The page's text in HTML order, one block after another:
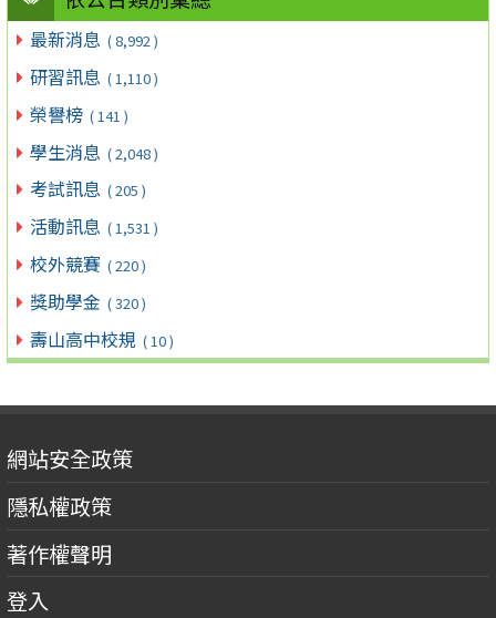
最新消息 ( 8,992 )
研習訊息 ( 1,110 )
榮譽榜 ( 141 )
學生消息 ( 2,048 )
考試訊息 ( 205 )
活動訊息 ( 1,531 )
校外競賽 ( 220 )
獎助學金 ( 320 )
壽山高中校規 ( 10 )
網站安全政策
隱私權政策
著作權聲明
登入